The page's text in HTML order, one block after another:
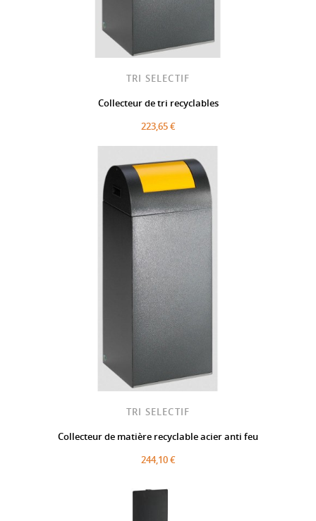
TRI SELECTIF
Collecteur de tri recyclables
223,65 €
TRI SELECTIF
Collecteur de matière recyclable acier anti feu
244,10 €